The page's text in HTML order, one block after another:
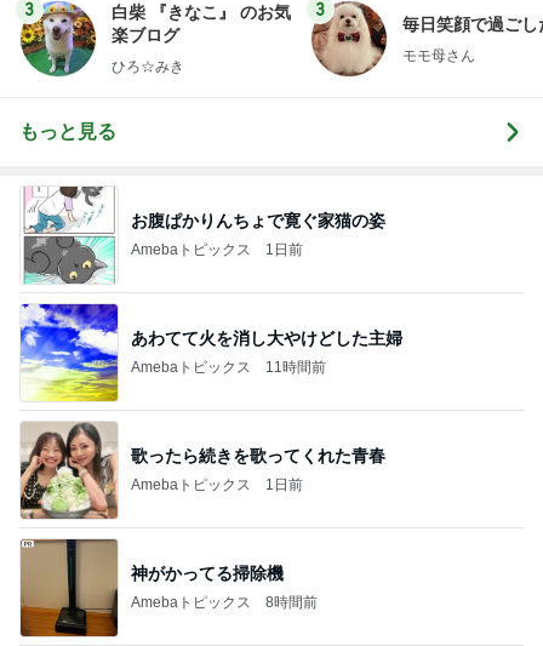
3
白柴 『きなこ』 のお気
楽ブログ
ひろ☆みき
3
毎日笑顔で過ごし
モモ母さん
もっと見る
お腹ぱかりんちょで寛ぐ家猫の姿
Amebaトピックス 1日前
あわてて火を消し大やけどした主婦
Amebaトピックス 11時間前
歌ったら続きを歌ってくれた青春
Amebaトピックス 1日前
神がかってる掃除機
Amebaトピックス 8時間前